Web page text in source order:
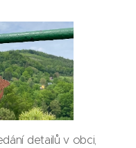
detailů v obci,